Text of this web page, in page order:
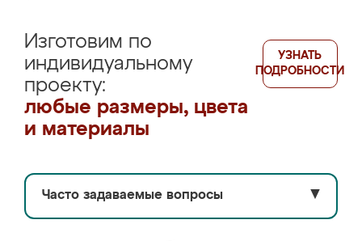
Изготовим по
индивидуальному
проекту:
любые размеры, цвета
и материалы
УЗНАТЬ
ПОДРОБНОСТИ
Часто задаваемые вопросы ▼